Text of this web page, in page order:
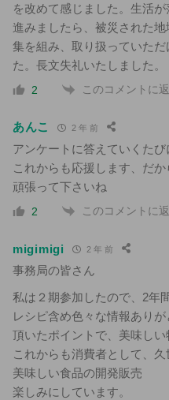
を改めて感じました。生活
進みましたら、被災された
集を組み、取り扱っていた
た。長文失礼いたしました。
2 このコメントに
あんこ 2 年 前
アンケートに答えていくた
これからも応援します、だ
頑張って下さいね
2 このコメントに
migimigi 2 年 前
事務局の皆さん
私は２期参加したので、2年
レシピ含め色々な情報ありが
頂いたポイントで、美味しい
これからも消費者として、久
美味しい食品の開発販売
楽しみにしています。